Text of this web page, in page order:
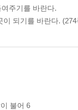
주기를 바란다.
이 되기를 바란다.
불어 6